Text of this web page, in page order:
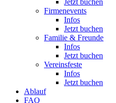
Jetzt buchen
Fir­men­events
Infos
Jetzt buchen
Familie & Freunde
Infos
Jetzt buchen
Ver­eins­feste
Infos
Jetzt buchen
Ablauf
FAQ